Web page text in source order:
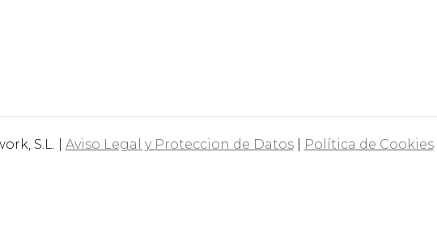
S.L. | Aviso Legal y Proteccion de Datos| Política de Cookies|